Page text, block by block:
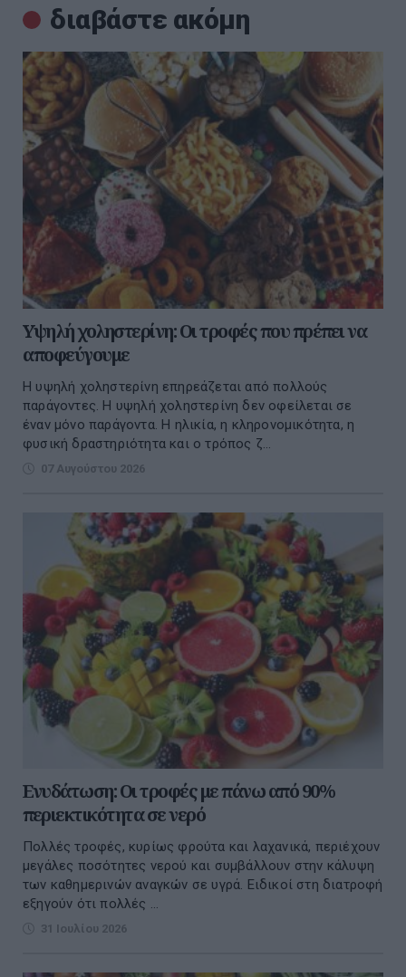
διαβάστε ακόμη
Υψηλή χοληστερίνη: Οι τροφές που πρέπει να
αποφεύγουμε
Η υψηλή χοληστερίνη επηρεάζεται από πολλούς
παράγοντες. Η υψηλή χοληστερίνη δεν οφείλεται σε
έναν μόνο παράγοντα. Η ηλικία, η κληρονομικότητα, η
φυσική δραστηριότητα και ο τρόπος ζ...
07 Αυγούστου 2026
Ενυδάτωση: Οι τροφές με πάνω από 90%
περιεκτικότητα σε νερό
Πολλές τροφές, κυρίως φρούτα και λαχανικά, περιέχουν
μεγάλες ποσότητες νερού και συμβάλλουν στην κάλυψη
των καθημερινών αναγκών σε υγρά. Ειδικοί στη διατροφή
εξηγούν ότι πολλές ...
31 Ιουλίου 2026